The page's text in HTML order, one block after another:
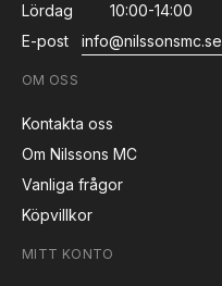
Lördag
10:00-14:00
E-post
info@nilssonsmc.se
OM OSS
Kontakta oss
Om Nilssons MC
Vanliga frågor
Köpvillkor
MITT KONTO